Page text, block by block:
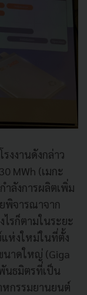
งงานดังกล่าว
MWh (เมกะ
ลังการผลิตเพิ่ม
พิจารณาจาก
รก็ตามในระยะ
แห่งใหม่ในที่ตั้ง
าดใหญ่ (Giga
นธมิตรที่เป็น
หกรรมยานยนต์